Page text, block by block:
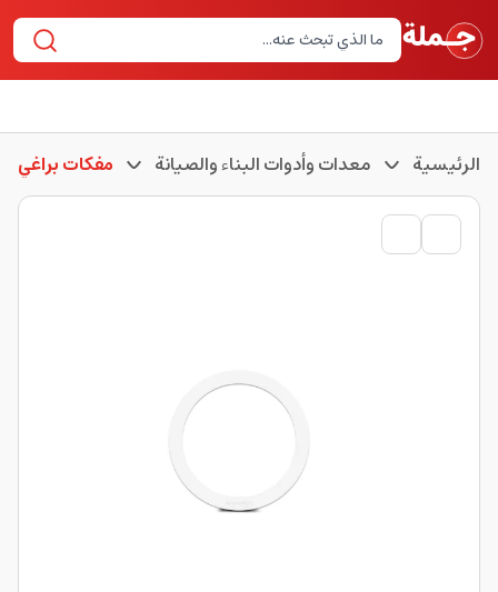
الرئيسية معدات وأدوات البناء والصيانة مفكات براغي